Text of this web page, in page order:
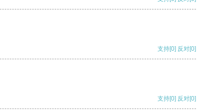
支持[0] 反对[0]
支持[0] 反对[0]